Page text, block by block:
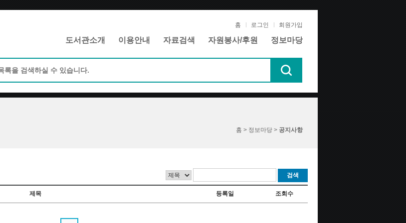
홈 로그인 회원가입
도서관소개 이용안내 자료검색 자원봉사/후원 정보마당
홈 > 정보마당 > 공지사항
검색
제목 등록일 조회수